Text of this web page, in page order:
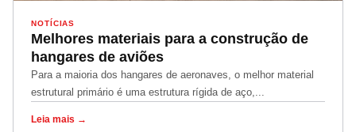
NOTÍCIAS
Melhores materiais para a construção de
hangares de aviões
Para a maioria dos hangares de aeronaves, o melhor material
estrutural primário é uma estrutura rígida de aço,...
Leia mais →